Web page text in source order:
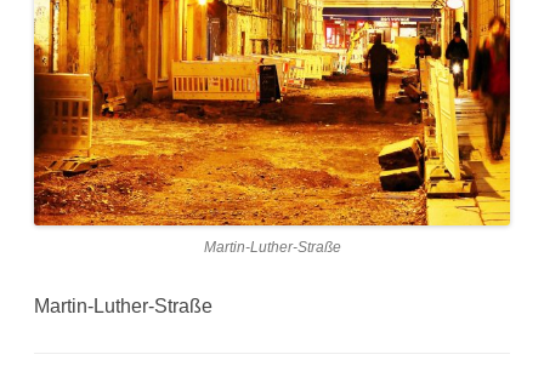
Martin-Luther-Straße
Martin-Luther-Straße